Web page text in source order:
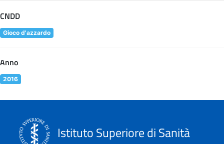
CNDD
Gioco d'azzardo
Anno
2016
Istituto Superiore di Sanità